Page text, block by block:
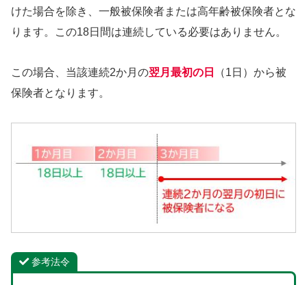
けた場合を除き、一般被保険者または高年齢被保険者とな
ります。この18日間は連続している必要はありません。
この場合、当該連続2か月の翌月最初の日
（1日）から被
保険者となります。
参考法令